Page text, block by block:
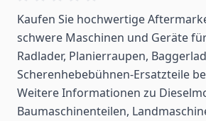
Kaufen Sie hochwertige
schwere Maschinen und Geräte
Radlader, Planierraupen,
Scherenhebebühnen-Ersatzteile
Weitere Informationen zu
Baumaschinenteilen,